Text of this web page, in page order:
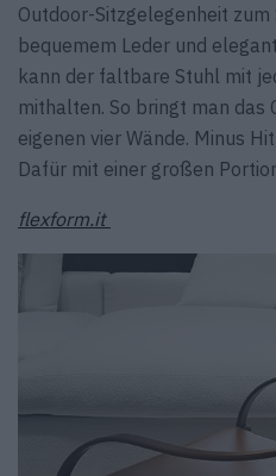
Outdoor-Sitzgelegenheit
bequemem Leder und
kann der faltbare Stuhl mit
mithalten. So bringt man das
eigenen vier Wände. Minus
Dafür mit einer großen
flexform.it